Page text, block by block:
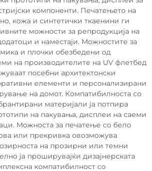
компоненти. Печатењето на
кожа и синтетички ткаенини ги
можности за репродукција на
и наместаји. Можностите за
и плочки обезбедени од
на производителите на UV флетбед
посебни архитектонски
елементи и персонализирани
на домот. Компатибилноста со
материјали ја потпира
на пакувања, дисплеи на саеми
Можноста за печатење со бело
или прекривка овозможува
на прозирни или темни
ја проширувајќи дизајнерската
компатибилност со